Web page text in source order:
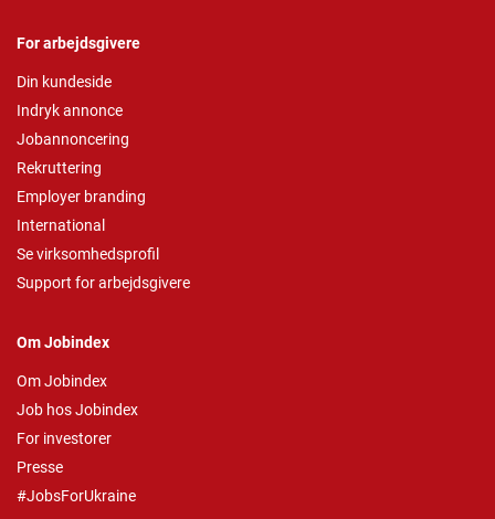
For arbejdsgivere
Din kundeside
Indryk annonce
Jobannoncering
Rekruttering
Employer branding
International
Se virksomhedsprofil
Support for arbejdsgivere
Om Jobindex
Om Jobindex
Job hos Jobindex
For investorer
Presse
#JobsForUkraine